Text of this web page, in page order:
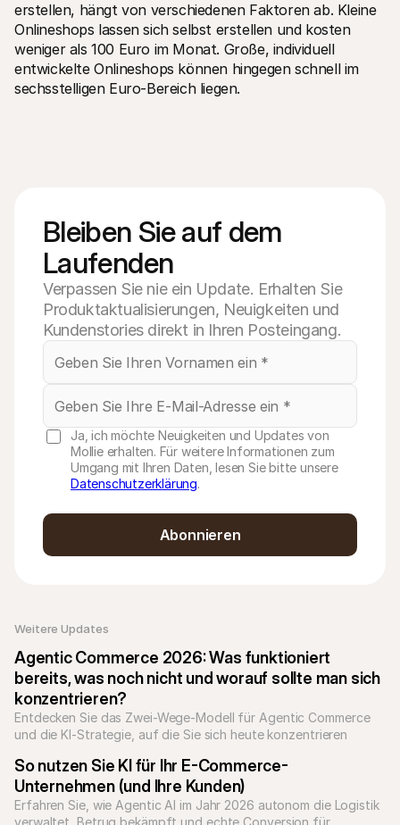
erstellen, hängt von verschiedenen Faktoren ab. Kleine
Onlineshops lassen sich selbst erstellen und kosten
weniger als 100 Euro im Monat. Große, individuell
entwickelte Onlineshops können hingegen schnell im
sechsstelligen Euro-Bereich liegen.
Weitere Updates
Agentic Commerce 2026: Was funktioniert
bereits, was noch nicht und worauf sollte man sich
konzentrieren?
Entdecken Sie das Zwei-Wege-Modell für Agentic Commerce
und die KI-Strategie, auf die Sie sich heute konzentrieren
So nutzen Sie KI für Ihr E-Commerce-
Unternehmen (und Ihre Kunden)
Erfahren Sie, wie Agentic AI im Jahr 2026 autonom die Logistik
verwaltet, Betrug bekämpft und echte Conversion für
Bleiben Sie auf dem
Laufenden
Verpassen Sie nie ein Update. Erhalten Sie
Produktaktualisierungen, Neuigkeiten und
Kundenstories direkt in Ihren Posteingang.
Ja, ich möchte Neuigkeiten und Updates von
Mollie erhalten. Für weitere Informationen zum
Umgang mit Ihren Daten, lesen Sie bitte unsere
Datenschutzerklärung.
Abonnieren